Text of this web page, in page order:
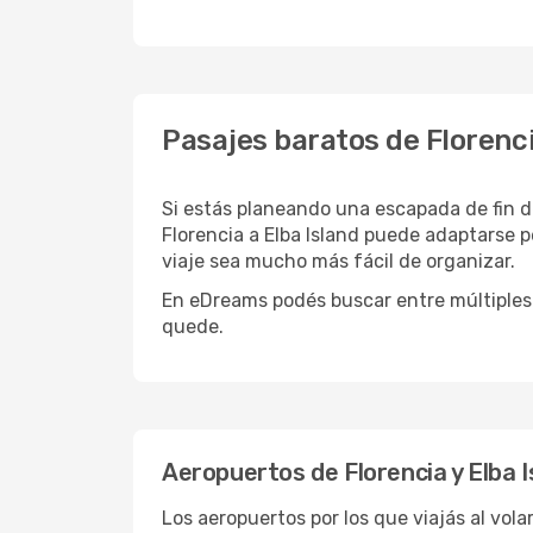
Pasajes baratos de
Si estás planeando una escapada de fin
Florencia a Elba Island puede
viaje sea mucho más fácil de organizar.
En eDreams podés buscar entre
quede.
Aeropuertos de Florencia y Elba
Los aeropuertos por los que viajás al